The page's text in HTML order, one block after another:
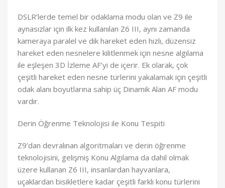
DSLR’lerde temel bir odaklama modu olan ve Z9 ile
aynasızlar için ilk kez kullanılan Z6 III, aynı zamanda
kameraya paralel ve dik hareket eden hızlı, düzensiz
hareket eden nesnelere kilitlenmek için nesne algılama
ile eşleşen 3D İzleme AF’yi de içerir. Ek olarak, çok
çeşitli hareket eden nesne türlerini yakalamak için çeşitli
odak alanı boyutlarına sahip üç Dinamik Alan AF modu
vardır.
Derin Öğrenme Teknolojisi ile Konu Tespiti
Z9’dan devralınan algoritmaları ve derin öğrenme
teknolojisini, gelişmiş Konu Algılama da dahil olmak
üzere kullanan Z6 III, insanlardan hayvanlara,
uçaklardan bisikletlere kadar çeşitli farklı konu türlerini